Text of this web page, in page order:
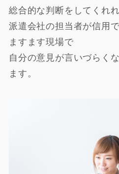
総合的な判断をしてくれ
派遣会社の担当者が信用
ますます現場で
自分の意見が言いづらく
ます。